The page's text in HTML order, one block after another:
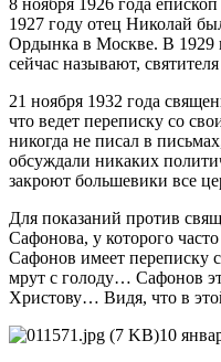
8 ноября 1926 года
1927 году отец Николай
Ордынка в Москве. В 1929
сейчас называют,
21 ноября 1932 года
что ведет переписку со
никогда не писал в
обсуждали никаких
закроют большевики все
Для показаний против
Сафонова, у которого
Сафонов имеет переписку
мрут с голоду… Сафонов
Христову… Видя, что в
10